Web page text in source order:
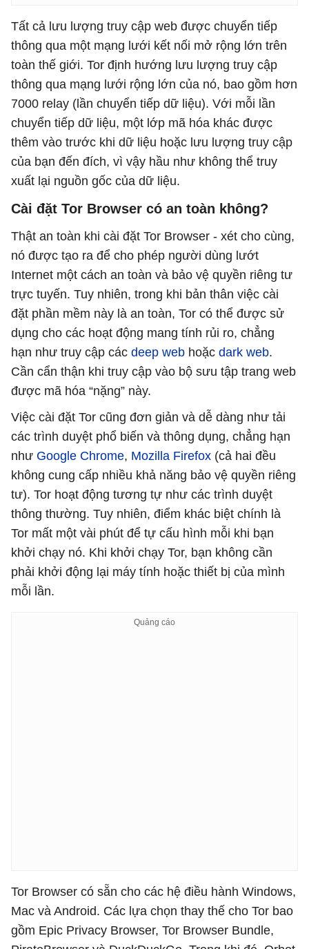
Tất cả lưu lượng truy cập web được chuyển tiếp
thông qua một mạng lưới kết nối mở rộng lớn trên
toàn thế giới. Tor định hướng lưu lượng truy cập
thông qua mạng lưới rộng lớn của nó, bao gồm hơn
7000 relay (lần chuyển tiếp dữ liệu). Với mỗi lần
chuyển tiếp dữ liệu, một lớp mã hóa khác được
thêm vào trước khi dữ liệu hoặc lưu lượng truy cập
của bạn đến đích, vì vậy hầu như không thể truy
xuất lại nguồn gốc của dữ liệu.
Cài đặt Tor Browser có an toàn không?
Thật an toàn khi cài đặt Tor Browser - xét cho cùng,
nó được tạo ra để cho phép người dùng lướt
Internet một cách an toàn và bảo vệ quyền riêng tư
trực tuyến. Tuy nhiên, trong khi bản thân việc cài
đặt phần mềm này là an toàn, Tor có thể được sử
dụng cho các hoạt động mang tính rủi ro, chẳng
hạn như truy cập các deep web hoặc dark web.
Cần cẩn thận khi truy cập vào bộ sưu tập trang web
được mã hóa “nặng” này.
Việc cài đặt Tor cũng đơn giản và dễ dàng như tải
các trình duyệt phổ biến và thông dụng, chẳng hạn
như Google Chrome, Mozilla Firefox (cả hai đều
không cung cấp nhiều khả năng bảo vệ quyền riêng
tư). Tor hoạt động tương tự như các trình duyệt
thông thường. Tuy nhiên, điểm khác biệt chính là
Tor mất một vài phút để tự cấu hình mỗi khi bạn
khởi chạy nó. Khi khởi chạy Tor, bạn không cần
phải khởi động lại máy tính hoặc thiết bị của mình
mỗi lần.
Tor Browser có sẵn cho các hệ điều hành Windows,
Mac và Android. Các lựa chọn thay thế cho Tor bao
gồm Epic Privacy Browser, Tor Browser Bundle,